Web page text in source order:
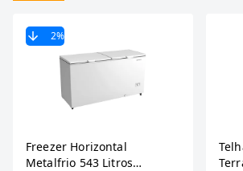
2%
Freezer Horizontal
Metalfrio 543 Litros